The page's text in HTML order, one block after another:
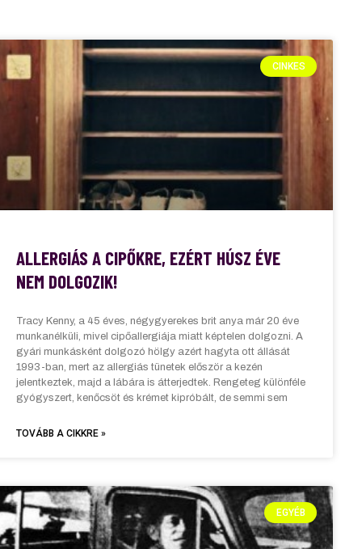
CINKES
ALLERGIÁS A CIPŐKRE, EZÉRT HÚSZ ÉVE
NEM DOLGOZIK!
Tracy Kenny, a 45 éves, négygyerekes brit anya már 20 éve
munkanélküli, mivel cipőallergiája miatt képtelen dolgozni. A
gyári munkásként dolgozó hölgy azért hagyta ott állását
1993-ban, mert az allergiás tünetek először a kezén
jelentkeztek, majd a lábára is átterjedtek. Rengeteg különféle
gyógyszert, kenőcsöt és krémet kipróbált, de semmi sem
TOVÁBB A CIKKRE »
EGYÉB